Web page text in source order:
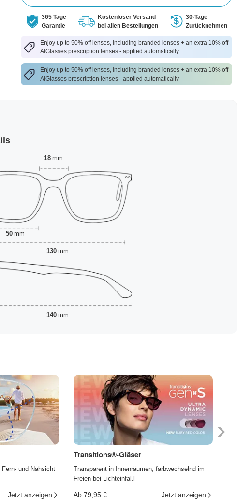
365 Tage
Garantie
Kostenloser Versand
bei allen Bestellungen
30-Tage
Zurücknehmen
Enjoy up to 50% off lenses, including branded lenses + an extra 10% off
AlGlasses prescription lenses - applied automatically
Enjoy up to 50% off lenses, including branded lenses + an extra 10% off
AlGlasses prescription lenses - applied automatically
18 mm
50 mm
130 mm
140 mm
und Nahsicht
Jetzt anzeigen
Transitions®-Gläser
Transparent in Innenräumen, farbwechselnd im
Freien bei Lichteinfal.l
Ab 79,95 € Jetzt anzeigen